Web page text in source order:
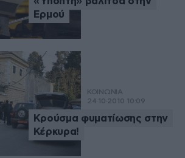
Ερμού
ΚΟΙΝΩΝΙΑ
24·10·2010 10:09
Κρούσμα φυματίωσης στην
Κέρκυρα!